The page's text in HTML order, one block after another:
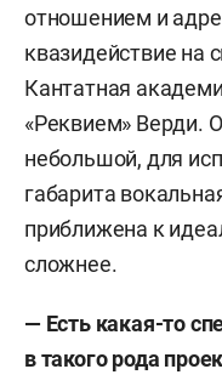
отношением и
квазидействие на
Кантатная
«Реквием» Верди.
небольшой, для
габарита
приближена к
сложнее.
— Есть какая-то
в такого рода